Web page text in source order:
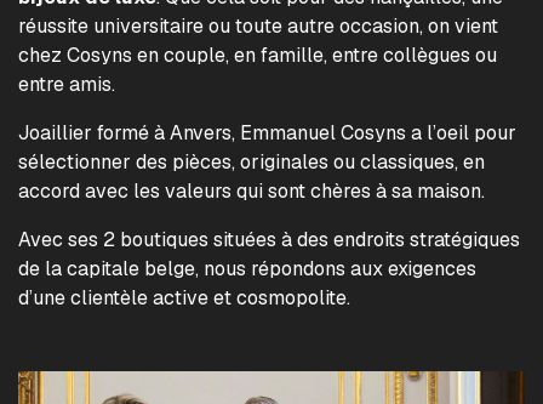
réussite universitaire ou toute autre occasion, on vient
chez Cosyns en couple, en famille, entre collègues ou
entre amis.
Joaillier formé à Anvers, Emmanuel Cosyns a l’oeil pour
sélectionner des pièces, originales ou classiques, en
accord avec les valeurs qui sont chères à sa maison.
Avec ses 2 boutiques situées à des endroits stratégiques
de la capitale belge, nous répondons aux exigences
d’une clientèle active et cosmopolite.